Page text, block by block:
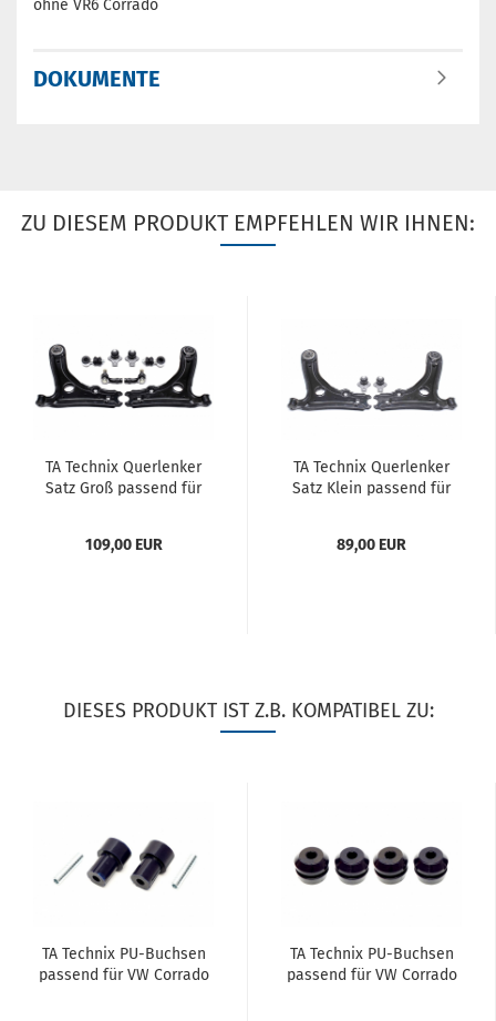
ohne VR6 Corrado
DOKUMENTE
ZU DIESEM PRODUKT EMPFEHLEN WIR IHNEN:
TA Tech­nix Quer­len­ker
Satz Groß pas­send für
109,00 EUR
TA Tech­nix Quer­len­ker
Satz Klein pas­send für
89,00 EUR
DIESES PRODUKT IST Z.B. KOMPATIBEL ZU:
TA Tech­nix PU-​Buch­sen
pas­send für VW Cor­ra­do
TA Tech­nix PU-​Buch­sen
pas­send für VW Cor­ra­do